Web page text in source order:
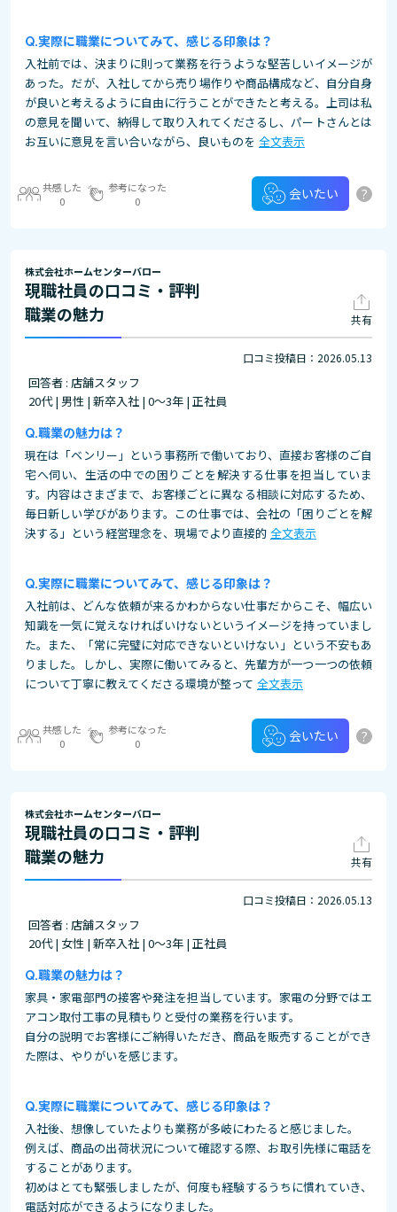
実際に職業についてみて、感じる印象は？
入社前では、決まりに則って業務を行うような堅苦しいイメージが
あった。だが、入社してから売り場作りや商品構成など、自分自身
が良いと考えるように自由に行うことができたと考える。上司は私
の意見を聞いて、納得して取り入れてくださるし、パートさんとは
お互いに意見を言い合いながら、良いものを 全文表示
共感した
0
参考になった
0
会いたい ?
株式会社ホームセンターバロー
現職社員の口コミ・評判
職業の魅力
共有
口コミ投稿日：2026.05.13
回答者 : 店舗スタッフ
20代 | 男性 | 新卒入社 | 0～3年 | 正社員
職業の魅力は？
現在は「ベンリー」という事務所で働いており、直接お客様のご自
宅へ伺い、生活の中での困りごとを解決する仕事を担当していま
す。内容はさまざまで、お客様ごとに異なる相談に対応するため、
毎日新しい学びがあります。この仕事では、会社の「困りごとを解
決する」という経営理念を、現場でより直接的 全文表示
実際に職業についてみて、感じる印象は？
入社前は、どんな依頼が来るかわからない仕事だからこそ、幅広い
知識を一気に覚えなければいけないというイメージを持っていまし
た。また、「常に完璧に対応できないといけない」という不安もあ
りました。しかし、実際に働いてみると、先輩方が一つ一つの依頼
について丁寧に教えてくださる環境が整って 全文表示
共感した
0
参考になった
0
会いたい ?
株式会社ホームセンターバロー
現職社員の口コミ・評判
職業の魅力
共有
口コミ投稿日：2026.05.13
回答者 : 店舗スタッフ
20代 | 女性 | 新卒入社 | 0～3年 | 正社員
職業の魅力は？
家具・家電部門の接客や発注を担当しています。家電の分野ではエ
アコン取付工事の見積もりと受付の業務を行います。
自分の説明でお客様にご納得いただき、商品を販売することができ
た際は、やりがいを感じます。
実際に職業についてみて、感じる印象は？
入社後、想像していたよりも業務が多岐にわたると感じました。
例えば、商品の出荷状況について確認する際、お取引先様に電話を
することがあります。
初めはとても緊張しましたが、何度も経験するうちに慣れていき、
電話対応ができるようになりました。